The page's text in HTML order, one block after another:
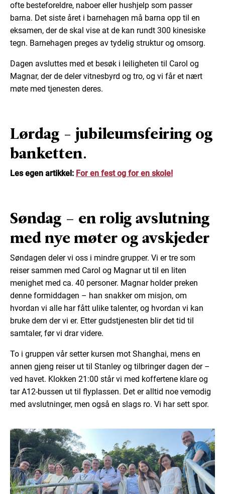
ofte besteforeldre, naboer eller hushjelp som passer
barna. Det siste året i barnehagen må barna opp til en
eksamen, der de skal vise at de kan rundt 300 kinesiske
tegn. Barnehagen preges av tydelig struktur og omsorg.
Dagen avsluttes med et besøk i leiligheten til Carol og
Magnar, der de deler vitnesbyrd og tro, og vi får et nært
møte med tjenesten deres.
Lørdag - jubileumsfeiring og
banketten.
Les egen artikkel: For en fest og for en skole!
Søndag – en rolig avslutning
med nye møter og avskjeder
Søndagen deler vi oss i mindre grupper. Vi er tre som
reiser sammen med Carol og Magnar ut til en liten
menighet med ca. 40 personer. Magnar holder preken
denne formiddagen – han snakker om misjon, om
hvordan vi alle har fått ulike talenter, og hvordan vi kan
bruke dem der vi er. Etter gudstjenesten blir det tid til
samtaler, før vi drar videre.
To i gruppen vår setter kursen mot Shanghai, mens en
annen gjeng reiser ut til Stanley og tilbringer dagen der –
ved havet. Klokken 21:00 står vi med koffertene klare og
tar A12-bussen ut til flyplassen. Det er alltid noe vemodig
med avslutninger, men også en slags ro. Vi har sett spor.